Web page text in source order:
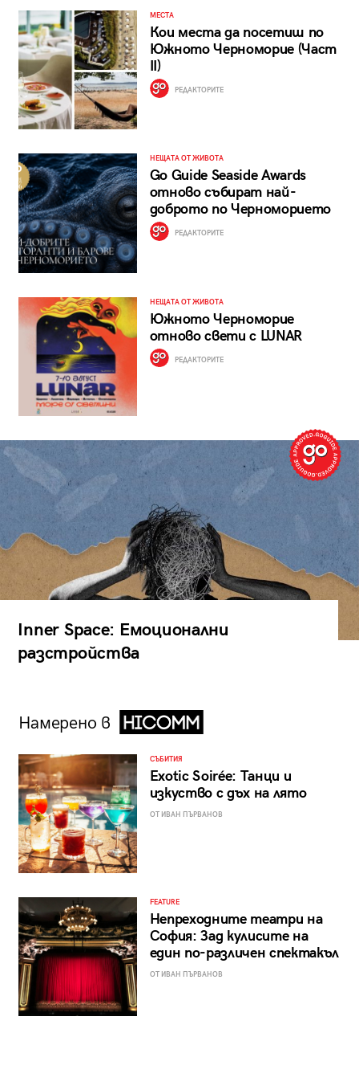
МЕСТА
Кои места да посетиш по
Южното Черноморие (Част
II)
РЕДАКТОРИТЕ
НЕЩАТА ОТ ЖИВОТА
Go Guide Seaside Awards
отново събират най-
доброто по Черноморието
РЕДАКТОРИТЕ
НЕЩАТА ОТ ЖИВОТА
Южното Черноморие
отново свети с LUNAR
РЕДАКТОРИТЕ
Inner Space: Емоционални
разстройства
Намерено в
СЪБИТИЯ
Exotic Soirée: Танци и
изкуство с дъх на лято
ОТ ИВАН ПЪРВАНОВ
FEATURE
Непреходните театри на
София: Зад кулисите на
един по-различен спектакъл
ОТ ИВАН ПЪРВАНОВ